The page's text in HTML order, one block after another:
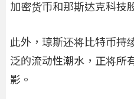
加密货币和那斯达克科技
此外，琼斯还将比特币持
泛的流动性潮水，正将所
影。